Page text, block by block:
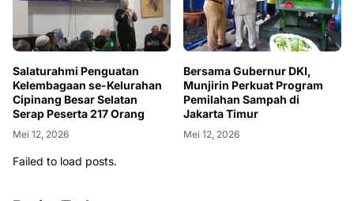
Salaturahmi Penguatan
Kelembagaan se-Kelurahan
Cipinang Besar Selatan
Serap Peserta 217 Orang
Mei 12, 2026
Bersama Gubernur DKI,
Munjirin Perkuat Program
Pemilahan Sampah di
Jakarta Timur
Mei 12, 2026
Failed to load posts.